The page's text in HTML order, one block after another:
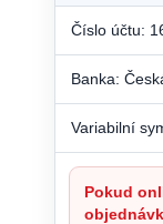
Číslo účtu:
Banka:
Variabilní
Pokud